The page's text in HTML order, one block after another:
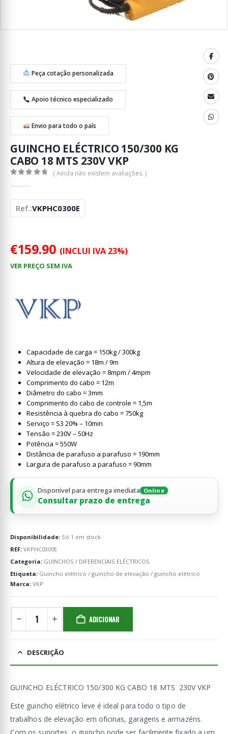
Peça cotação personalizada
Apoio técnico especializado
Envio para todo o país
GUINCHO ELÉCTRICO 150/300 KG
CABO 18 MTS 230V VKP
( Ainda não existem avaliações. )
Ref.:VKPHC0300E
€159.90 (INCLUI IVA 23%)
VER PREÇO SEM IVA
Capacidade de carga = 150kg / 300kg
Altura de elevação = 18m / 9m
Velocidade de elevação = 8mpm / 4mpm
Comprimento do cabo = 12m
Diâmetro do cabo = 3mm
Comprimento do cabo de controle = 1,5m
Resistência à quebra do cabo = 750kg
Serviço = S3 20% – 10min
Tensão = 230V – 50Hz
Potência = 550W
Distância de parafuso a parafuso = 190mm
Largura de parafuso a parafuso = 90mm
Disponível para entrega imediata Online
Consultar prazo de entrega
Disponibilidade: Só 1 em stock
REF: VKPHC0300E
Categoria: GUINCHOS / DIFERENCIAIS ELÉCTRICOS
Etiqueta: Guincho elétrico / guincho de elevação / guincho elétrico
Marca: VKP
ADICIONAR
DESCRIÇÃO
GUINCHO ELÉCTRICO 150/300 KG CABO 18 MTS 230V VKP
Este guincho elétrico leve é ideal para todo o tipo de
trabalhos de elevação em oficinas, garagens e armazéns.